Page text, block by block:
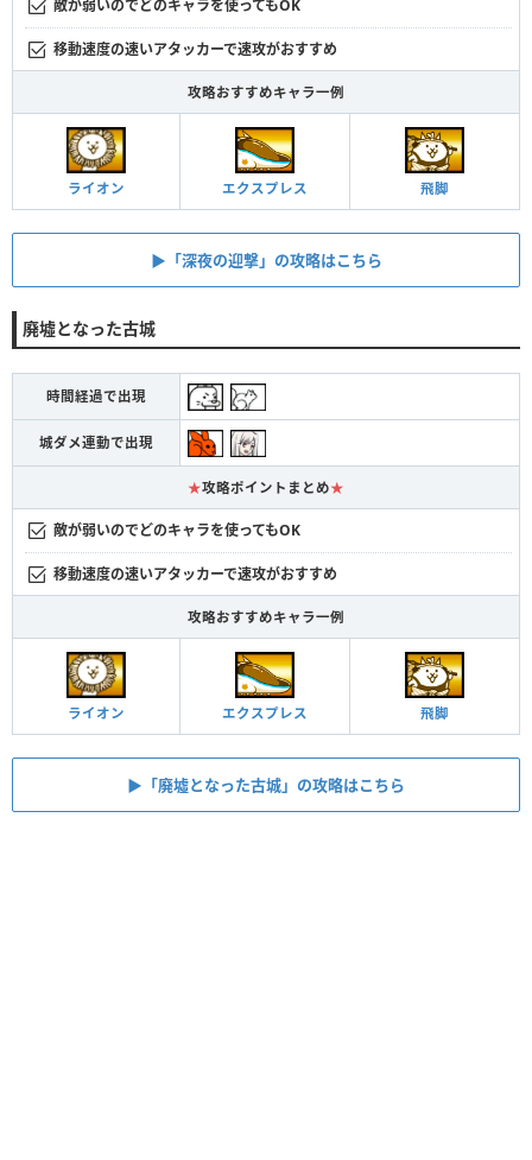
敵が弱いのでどのキャラを使ってもOK
移動速度の速いアタッカーで速攻がおすすめ
攻略おすすめキャラ一例
ライオン エクスプレス 飛脚
▶︎「深夜の迎撃」の攻略はこちら
廃墟となった古城
時間経過で出現
城ダメ連動で出現
★攻略ポイントまとめ★
敵が弱いのでどのキャラを使ってもOK
移動速度の速いアタッカーで速攻がおすすめ
攻略おすすめキャラ一例
ライオン エクスプレス 飛脚
▶︎「廃墟となった古城」の攻略はこちら